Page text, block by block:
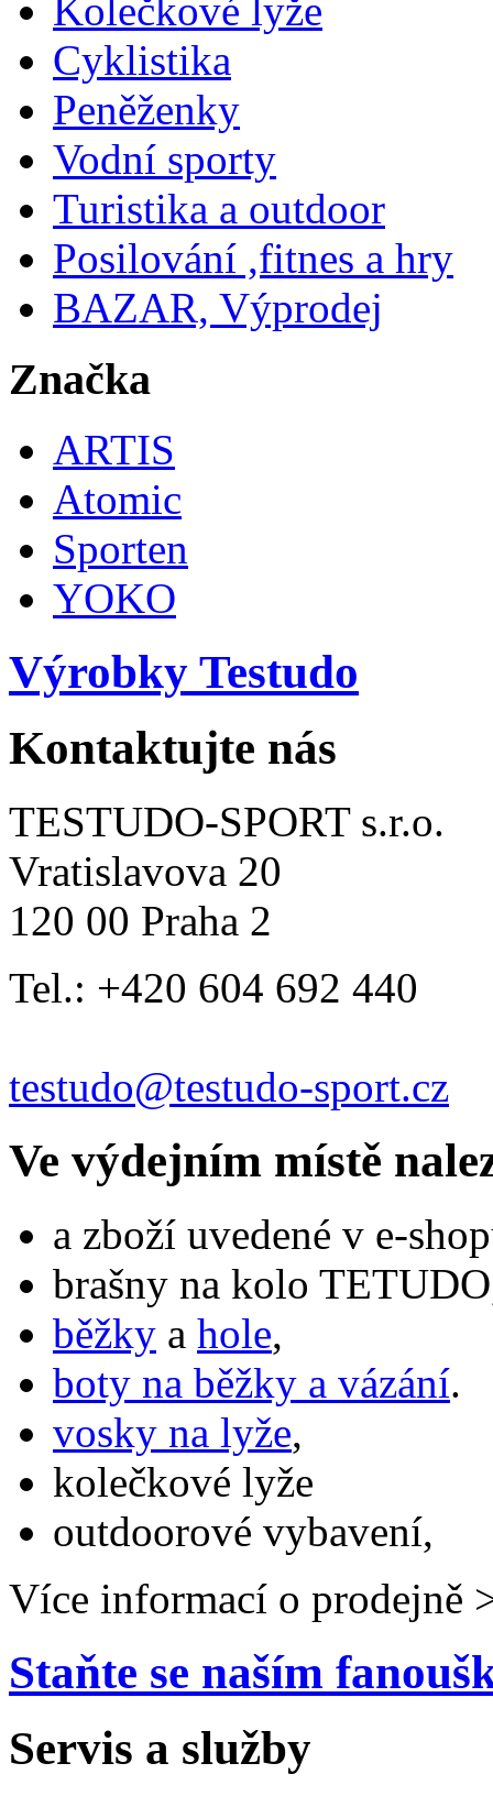
Kolečkové lyže
Cyklistika
Peněženky
Vodní sporty
Turistika a outdoor
Posilování ,fitnes a hry
BAZAR, Výprodej
Značka
ARTIS
Atomic
Sporten
YOKO
Výrobky Testudo
Kontaktujte nás
TESTUDO-SPORT s.r.o.
Vratislavova 20
120 00 Praha 2
Tel.: +420 604 692 440
testudo@testudo-sport.cz
Ve výdejním místě
a zboží uvedené v e-
brašny na kolo
běžky a hole,
boty na běžky a vázání.
vosky na lyže,
kolečkové lyže
outdoorové vybavení,
Více informací o prodejně
Staňte se naším
Servis a služby